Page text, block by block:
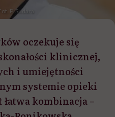
P. Sudara
oczekuje się
klinicznej,
i umiejętności
systemie opieki
kombinacja –